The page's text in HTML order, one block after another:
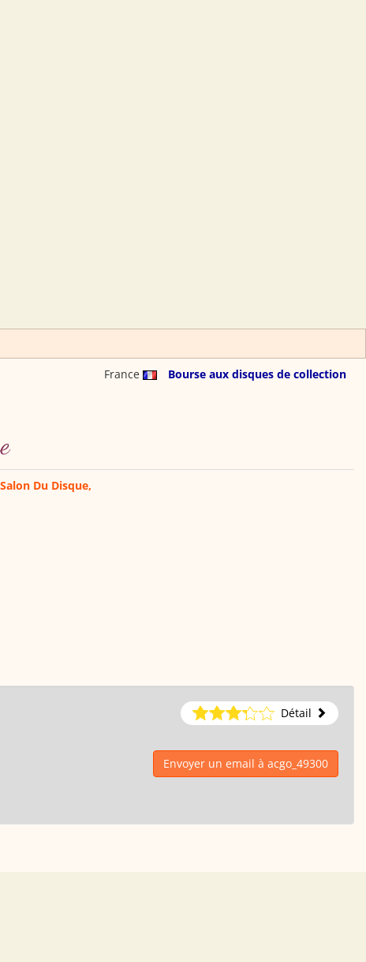
France Bourse aux disques de collection
Salon Du Disque,
Détail
Envoyer un email à acgo_49300